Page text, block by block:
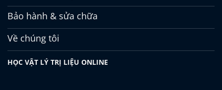
Bảo hành & sửa chữa
Về chúng tôi
HỌC VẬT LÝ TRỊ LIỆU ONLINE